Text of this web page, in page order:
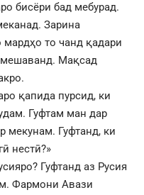
бисёри бад мебурад.
Зарина
мардҳо то чанд қадари
мешаванд. Мақсад
қапида пурсид, ки
Гуфтам ман дар
мекунам. Гуфтанд, ки
нестӣ?»
Гуфтанд аз Русия
Фармони Авази